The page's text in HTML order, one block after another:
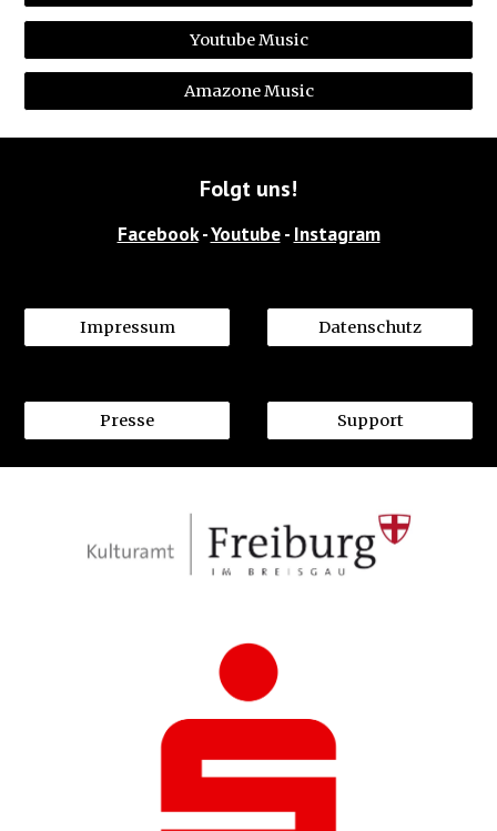
Youtube Music
Amazone Music
Folgt uns!
Facebook - Youtube - Instagram
Impressum Datenschutz
Presse Support